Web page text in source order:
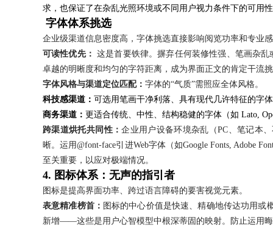
求，也保证了在杂乱光照环境或不同用户视力条件下的可用
字体体系挑选
企业级渠道信息密度高，字体挑选直接影响阅览功率和专业
可读性优先： 这是首要铁律。摒弃任何装修性强、笔画杂乱
卓越的明晰度和均匀的字符距离，成为界面正文的肯定干流
字体风格与渠道定位匹配： 字体的“气质”需照应全体风格。
科技感渠道： 可选用笔画干净利落、具有现代几许特征的字
商务渠道： 更适合传统、中性、结构稳健的字体（如 Lato,
跨渠道烘托共同性：企业用户设备环境杂乱（PC、笔记本
晰。运用@font-face引进Web字体（如Google Fonts, Adobe
至关重要，以应对极端情况。
4. 图标体系：无声的指引者
图标是提高界面功率、跨过语言障碍的要害视觉元素。
表意精准榜首： 图标的中心价值是快速、精确地传达功用或
新增——这些是用户心智模型中根深蒂固的映射。防止运用